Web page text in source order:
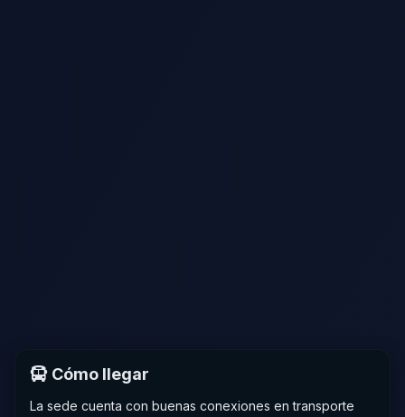
Cómo llegar
La sede cuenta con buenas conexiones en transporte